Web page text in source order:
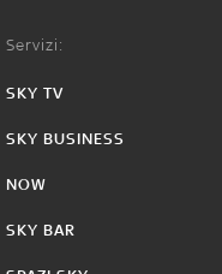
Servizi:
SKY TV
SKY BUSINESS
NOW
SKY BAR